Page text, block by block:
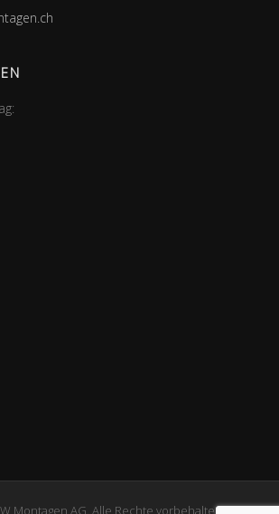
Montagen AG. Alle Rechte vorbehalten. Design